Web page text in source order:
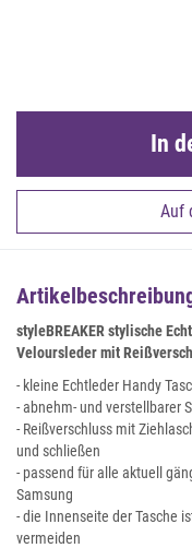
Auf
In
styleBREAKER stylische
Veloursleder mit
- kleine Echtleder Handy
- abnehm- und verstellbarer
- Reißverschluss mit
und schließen
- passend für alle aktuell
Samsung
- die Innenseite der Tasche
vermeiden